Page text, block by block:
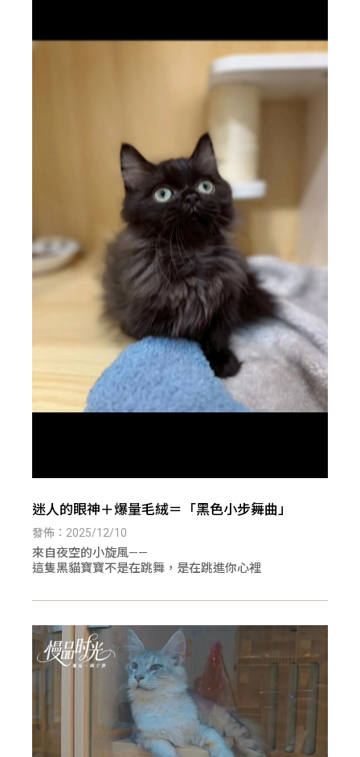
迷人的眼神＋爆量毛絨＝「黑色小步舞曲」
發佈：2025/12/10
來自夜空的小旋風——
這隻黑貓寶寶不是在跳舞，是在跳進你心裡